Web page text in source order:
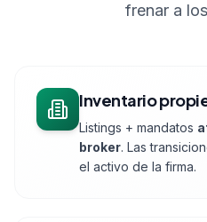
frenar a
Inventario
Listings + mandatos
broker. Las
el activo de la firma.